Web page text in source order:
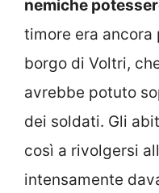
nemiche
timore era
borgo di Voltri,
avrebbe potuto
dei soldati. Gli
così a rivolgersi
intensamente